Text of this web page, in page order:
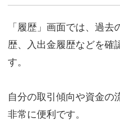
「履歴」画面では、過
歴、入出金履歴などを確
す。
自分の取引傾向や資金の
非常に便利です。